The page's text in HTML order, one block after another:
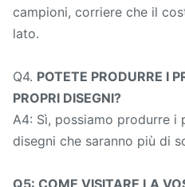
campioni, corriere che il
lato.
Q4. POTETE PRODURRE I
PROPRI DISEGNI?
A4: Sì, possiamo produrre
disegni che saranno più di